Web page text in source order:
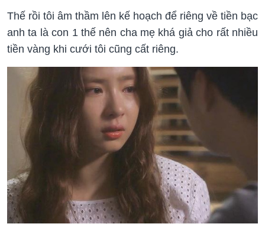
Thế rồi tôi âm thầm lên kế hoạch để riêng về tiền bạc
anh ta là con 1 thế nên cha mẹ khá giả cho rất nhiều
tiền vàng khi cưới tôi cũng cất riêng.